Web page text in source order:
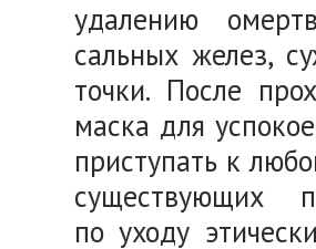
удалению
сальных желез,
точки. После
маска для
приступать к
существующих
поуходу